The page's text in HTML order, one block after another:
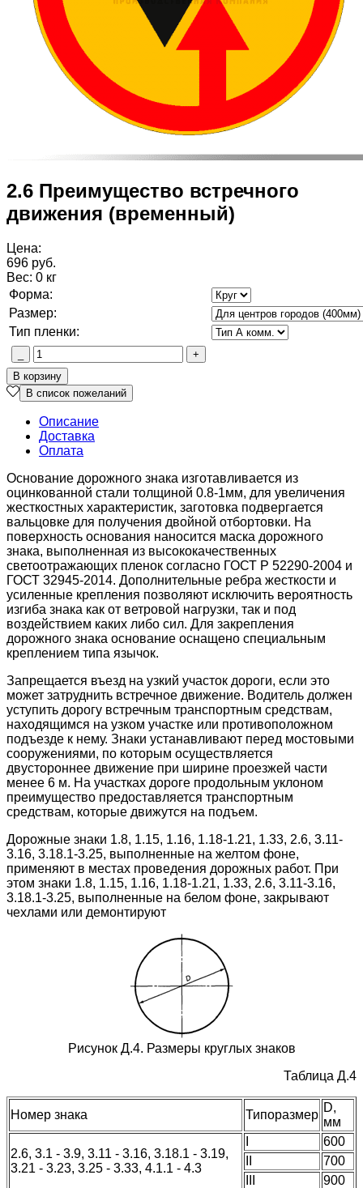
2.6 Преимущество встречного
движения (временный)
Цена:
696 руб.
Вес: 0 кг
Форма:
Размер:
Тип пленки:
Описание
Доставка
Оплата
Основание дорожного знака изготавливается из
оцинкованной стали толщиной 0.8-1мм, для увеличения
жесткостных характеристик, заготовка подвергается
вальцовке для получения двойной отбортовки. На
поверхность основания наносится маска дорожного
знака, выполненная из высококачественных
светоотражающих пленок согласно ГОСТ Р 52290-2004 и
ГОСТ 32945-2014. Дополнительные ребра жесткости и
усиленные крепления позволяют исключить вероятность
изгиба знака как от ветровой нагрузки, так и под
воздействием каких либо сил. Для закрепления
дорожного знака основание оснащено специальным
креплением типа язычок.
Запрещается въезд на узкий участок дороги, если это
может затруднить встречное движение. Водитель должен
уступить дорогу встречным транспортным средствам,
находящимся на узком участке или противоположном
подъезде к нему. Знаки устанавливают перед мостовыми
сооружениями, по которым осуществляется
двустороннее движение при ширине проезжей части
менее 6 м. На участках дороге продольным уклоном
преимущество предоставляется транспортным
средствам, которые движутся на подъем.
Дорожные знаки 1.8, 1.15, 1.16, 1.18-1.21, 1.33, 2.6, 3.11-
3.16, 3.18.1-3.25, выполненные на желтом фоне,
применяют в местах проведения дорожных работ. При
этом знаки 1.8, 1.15, 1.16, 1.18-1.21, 1.33, 2.6, 3.11-3.16,
3.18.1-3.25, выполненные на белом фоне, закрывают
чехлами или демонтируют
Рисунок Д.4. Размеры круглых знаков
Таблица Д.4
Номер знака Типоразмер
D,
мм
2.6, 3.1 - 3.9, 3.11 - 3.16, 3.18.1 - 3.19,
3.21 - 3.23, 3.25 - 3.33, 4.1.1 - 4.3
600
700
900